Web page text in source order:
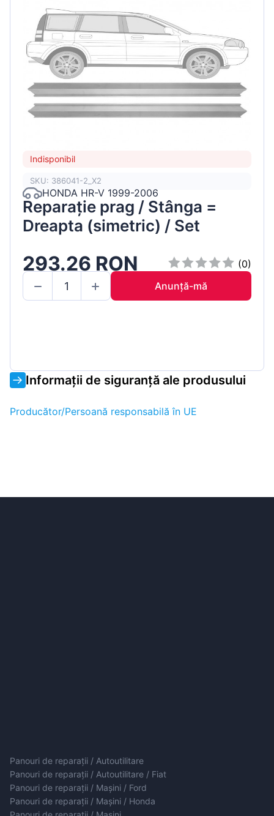
Indisponibil
SKU: 386041-2_X2
HONDA HR-V 1999-2006
Reparație prag / Stânga =
Dreapta (simetric) / Set
293.26 RON
(0)
Anunță-mă
Informații de siguranță ale produsului
Producător/Persoană responsabilă în UE
Panouri de reparații / Autoutilitare
Panouri de reparații / Autoutilitare / Fiat
Panouri de reparații / Mașini / Ford
Panouri de reparații / Mașini / Honda